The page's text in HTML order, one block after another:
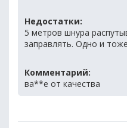
Недостатки:
5 метров шнура
заправлять. Одно и
Комментарий:
ва**e от качества